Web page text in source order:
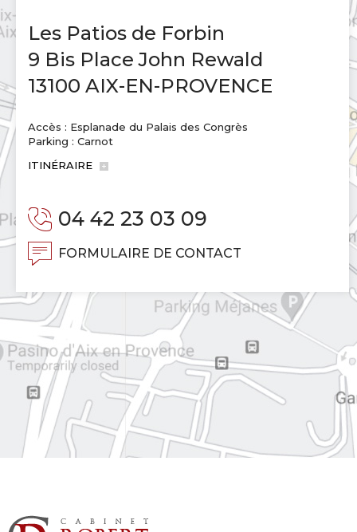
Les Patios de Forbin
9 Bis Place John Rewald
13100 AIX-EN-PROVENCE
Accès : Esplanade du Palais des Congrès
Parking : Carnot
ITINÉRAIRE
04 42 23 03 09
FORMULAIRE DE CONTACT